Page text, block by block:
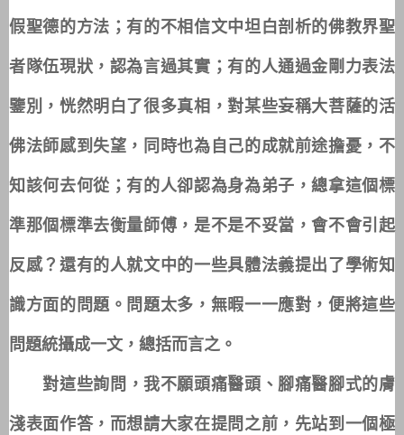
假聖德的方法；有的不相信文中坦白剖析的佛教界聖
者隊伍現狀，認為言過其實；有的人通過金剛力表法
鑒別，恍然明白了很多真相，對某些妄稱大菩薩的活
佛法師感到失望，同時也為自己的成就前途擔憂，不
知該何去何從；有的人卻認為身為弟子，總拿這個標
準那個標準去衡量師傅，是不是不妥當，會不會引起
反感？還有的人就文中的一些具體法義提出了學術知
識方面的問題。問題太多，無暇一一應對，便將這些
問題統攝成一文，總括而言之。
對這些詢問，我不願頭痛醫頭、腳痛醫腳式的膚
淺表面作答，而想請大家在提問之前，先站到一個極